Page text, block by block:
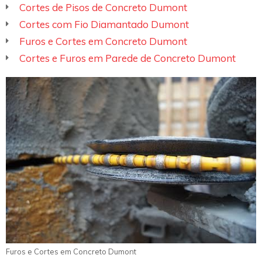
Cortes de Pisos de Concreto Dumont
Cortes com Fio Diamantado Dumont
Furos e Cortes em Concreto Dumont
Cortes e Furos em Parede de Concreto Dumont
Furos e Cortes em Concreto Dumont